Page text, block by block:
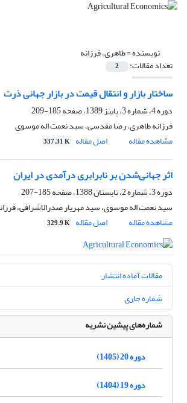
نویسنده =طاهری، فرزانه
تعداد مقالات: 2
ساختار بازار و انتقال قیمت در بازار جهانی ذرت
دوره 4، شماره 3، پاییز 1389، صفحه
185-209
فرزانه طاهری، رضا مقدسی، سید نعمت اله موسوی
مشاهده مقاله
اصل مقاله 337.31 K
اثر جهانی‌شدن بر نابرابری درآمدی در ایران
دوره 3، شماره 2، تابستان 1388، صفحه
185-207
سید نعمت اله موسوی، سید مهریار صدرالاشرافی،
مشاهده مقاله
اصل مقاله 329.9 K
مقالات آماده انتشار
شماره جاری
شماره‌های پیشین نشریه
دوره 20 (1405)
دوره 19 (1404)